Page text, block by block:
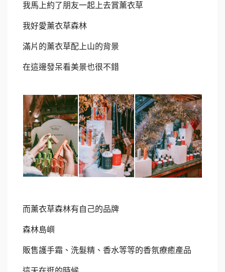
我馬上約了朋友一起上去賞薰衣草
我好愛薰衣草森林
滿片的薰衣草配上山的背景
在這邊發呆看美景也很不錯
而薰衣草森林有自己的品牌
森林島嶼
販售護手霜、洗髮精、香水等等的香氛療癒產品